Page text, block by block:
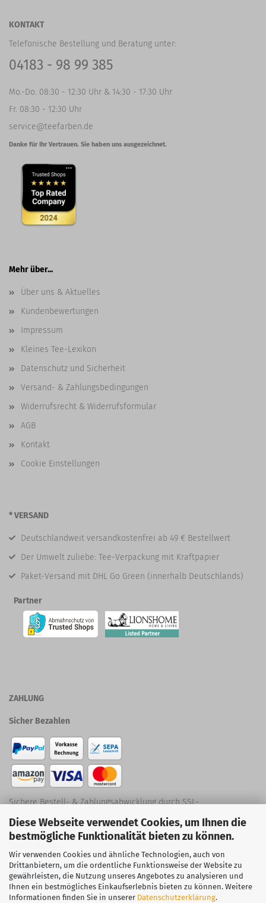
Diese Webseite verwendet Cookies, um Ihnen die
bestmögliche Funktionalität bieten zu können.
Wir verwenden Cookies und ähnliche Technologien, auch von
Drittanbietern, um die ordentliche Funktionsweise der Website zu
gewährleisten, die Nutzung unseres Angebotes zu analysieren und
Ihnen ein bestmögliches Einkaufserlebnis bieten zu können. Weitere
Informationen finden Sie in unserer Datenschutzerklärung.
KONTAKT
Telefonische Bestellung und Beratung unter:
04183 - 98 99 385
Mo.-Do. 08:30 - 12:30 Uhr & 14:30 - 17:30 Uhr
Fr. 08:30 - 12:30 Uhr
service@teefarben.de
Danke für Ihr Vertrauen. Sie haben uns ausgezeichnet.
Mehr über...
Über uns & Aktuelles
Kundenbewertungen
Impressum
Kleines Tee-Lexikon
Datenschutz und Sicherheit
Versand- & Zahlungsbedingungen
Widerrufsrecht & Widerrufsformular
AGB
Kontakt
Cookie Einstellungen
* VERSAND
Deutschlandweit versandkostenfrei ab 49 € Bestellwert
Der Umwelt zuliebe: Tee-Verpackung mit Kraftpapier
Paket-Versand mit DHL Go Green (innerhalb Deutschlands)
Partner
ZAHLUNG
Sicher Bezahlen
Sichere Bestell- & Zahlungsabwicklung durch SSL-
Verschlüsselung
Social Media